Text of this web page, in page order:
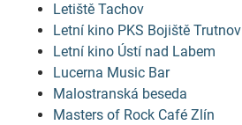
Letiště Tachov
Letní kino PKS Bojiště Trutnov
Letní kino Ústí nad Labem
Lucerna Music Bar
Malostranská beseda
Masters of Rock Café Zlín